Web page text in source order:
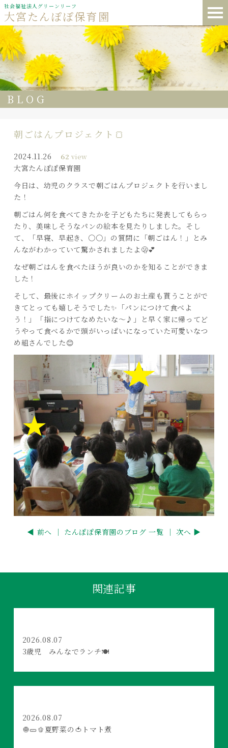
社会福祉法人グリーンリーフ
大宮たんぽぽ保育園
BLOG
朝ごはんプロジェクト🍞
2024.11.26 62 view
大宮たんぽぽ保育園
今日は、幼児のクラスで朝ごはんプロジェクトを行いまし
た！
朝ごはん何を食べてきたかを子どもたちに発表してもらっ
たり、美味しそうなパンの絵本を見たりしました。そし
て、「早寝、早起き、〇〇」の質問に「朝ごはん！」とみ
んながわかっていて驚かされましたよ🫢💕
なぜ朝ごはんを食べたほうが良いのかを知ることができま
した！
そして、最後にホイップクリームのお土産も貰うことがで
きてとっても嬉しそうでした✨「パンにつけて食べよ
う！」「指につけてなめたいな～♪」と早く家に帰ってど
うやって食べるかで頭がいっぱいになっていた可愛いなつ
め組さんでした😊
◀ 前へ ｜ たんぽぽ保育園のブログ 一覧 ｜ 次へ ▶
関連記事
2026.08.07
3歳児 みんなでランチ🍽️
2026.08.07
🧅🥒🫑夏野菜の🍅トマト煮